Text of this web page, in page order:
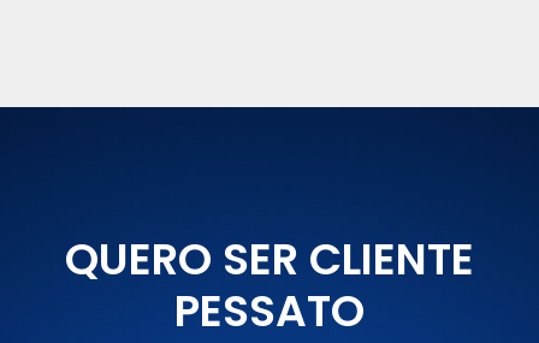
QUERO SER CLIENTE
PESSATO